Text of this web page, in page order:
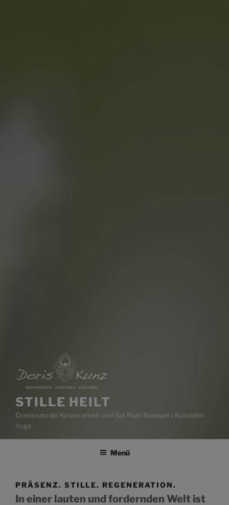
STILLE HEILT
Craniosacrale Körperarbeit und Sat Nam Rasayan / Kundalini
Yoga
Menü
PRÄSENZ. STILLE. REGENERATION.
In einer lauten und fordernden Welt ist